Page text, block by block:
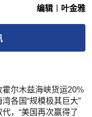
编辑︱叶金雅
尔木兹海峡货运20%
各国“规模极其巨大”
，“美国再次赢得了